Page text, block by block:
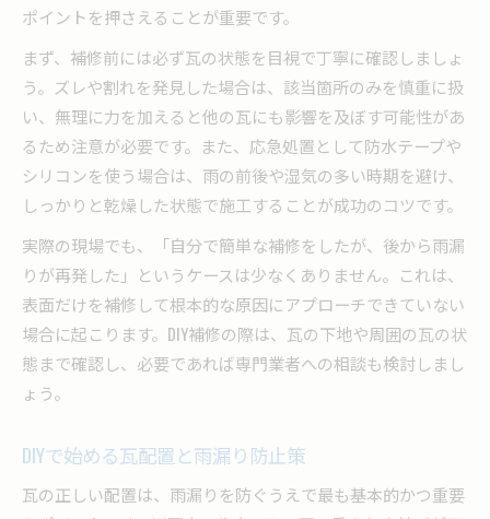
ポイントを押さえることが重要です。
まず、補修前には必ず瓦の状態を目視で丁寧に確認しましょ
う。ズレや割れを発見した場合は、該当箇所のみを慎重に扱
い、無理に力を加えると他の瓦にも影響を及ぼす可能性があ
るため注意が必要です。また、応急処置として防水テープや
シリコンを使う場合は、雨の前後や湿気の多い時期を避け、
しっかりと乾燥した状態で施工することが成功のコツです。
実際の現場でも、「自分で簡単な補修をしたが、後から雨漏
りが再発した」というケースは少なくありません。これは、
表面だけを補修して根本的な原因にアプローチできていない
場合に起こります。DIY補修の際は、瓦の下地や周囲の瓦の状
態まで確認し、必要であれば専門業者への相談も検討しまし
ょう。
DIYで始める瓦配置と雨漏り防止策
瓦の正しい配置は、雨漏りを防ぐうえで最も基本的かつ重要